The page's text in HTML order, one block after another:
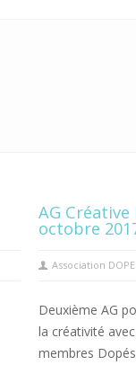
AG Créative
octobre
Association DOPE
Deuxième AG
la créativité
membres